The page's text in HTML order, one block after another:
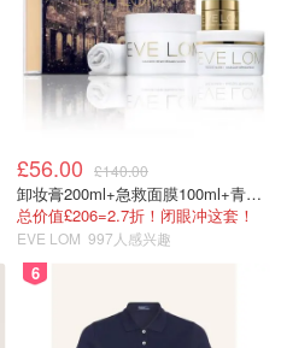
£56.00 £140.00
卸妆膏200ml+急救面膜100ml+青春面霜15ml
总价值£206=2.7折！闭眼冲这套！
EVE LOM 997人感兴趣
6